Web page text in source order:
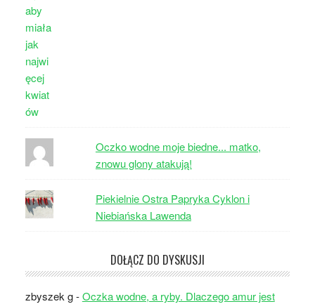
Oczko wodne moje biedne... matko,
znowu glony atakują!
Piekielnie Ostra Papryka Cyklon i
Niebiańska Lawenda
DOŁĄCZ DO DYSKUSJI
zbyszek g-Oczka wodne, a ryby. Dlaczego amur jest